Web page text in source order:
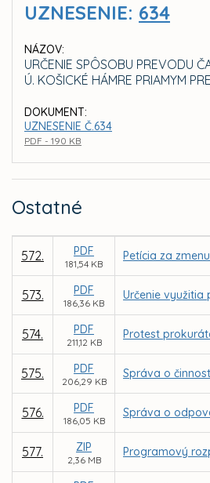
UZNESENIE: 634
NÁZOV:
URČENIE SPÔSOBU PREVODU
Ú. KOŠICKÉ HÁMRE PRIAMYM
DOKUMENT:
UZNESENIE Č.634
PDF - 190 KB
Ostatné
572. PDF
181,54 KB
Petícia za
573. PDF
186,36 KB
Určenie
574. PDF
211,12 KB
Protest
575. PDF
206,29 KB
Správa o
576. PDF
186,05 KB
Správa o
577. ZIP
2,36 MB
Programový